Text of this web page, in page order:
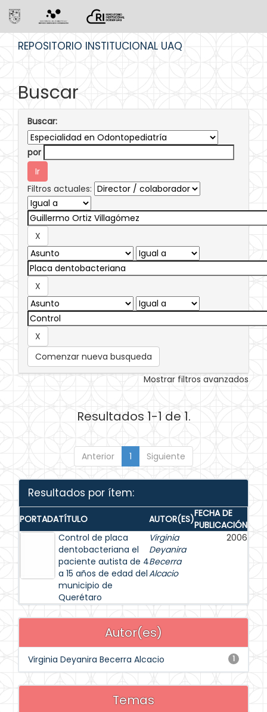
REPOSITORIO INSTITUCIONAL UAQ
Buscar
Buscar:
por
Filtros actuales:
Comenzar nueva busqueda
Mostrar filtros avanzados
Resultados 1-1 de 1.
Anterior 1 Siguiente
Resultados por ítem:
PORTADATÍTULO AUTOR(ES)FECHA DE
PUBLICACIÓN
Control de placa
dentobacteriana el
paciente autista de 4
a 15 años de edad del
municipio de
Querétaro
Virginia
Deyanira
Becerra
Alcacio
2006
Autor(es)
1
Virginia Deyanira Becerra Alcacio
Temas